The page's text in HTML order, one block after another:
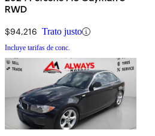
RWD
$94,216 Trato justo
Incluye tarifas de conc.